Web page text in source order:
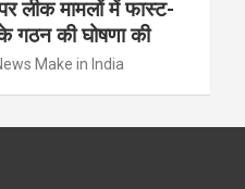
लीक मामलों में फास्ट-
गठन की घोषणा की
Make in India